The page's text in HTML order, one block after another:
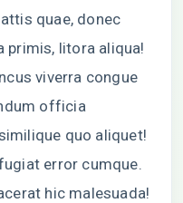
quae, donec
primis, litora aliqua!
viverra congue
officia
quo aliquet!
error cumque.
hic malesuada!